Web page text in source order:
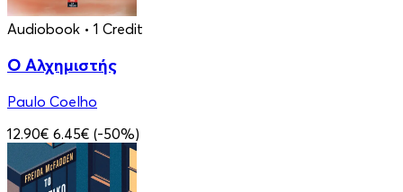
Audiobook • 1 Credit
Ο Αλχημιστής
Paulo Coelho
12.90€ 6.45€ (-50%)